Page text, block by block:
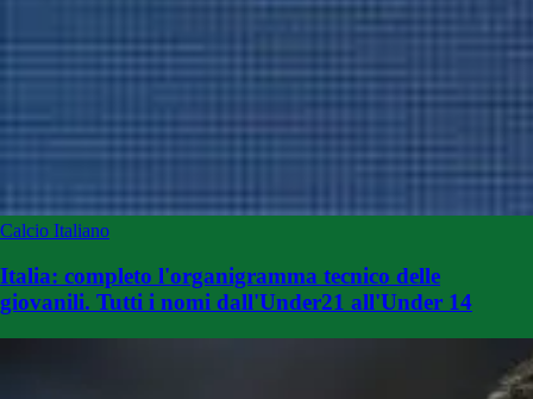
Calcio Italiano
Italia: completo l'organigramma tecnico delle
giovanili. Tutti i nomi dall'Under21 all'Under 14